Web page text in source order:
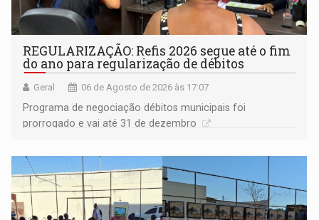
REGULARIZAÇÃO: Refis 2026 segue até o fim
do ano para regularização de débitos
Geral 06 de Agosto de 2026 às 17:07
Programa de negociação débitos municipais foi
prorrogado e vai até 31 de dezembro